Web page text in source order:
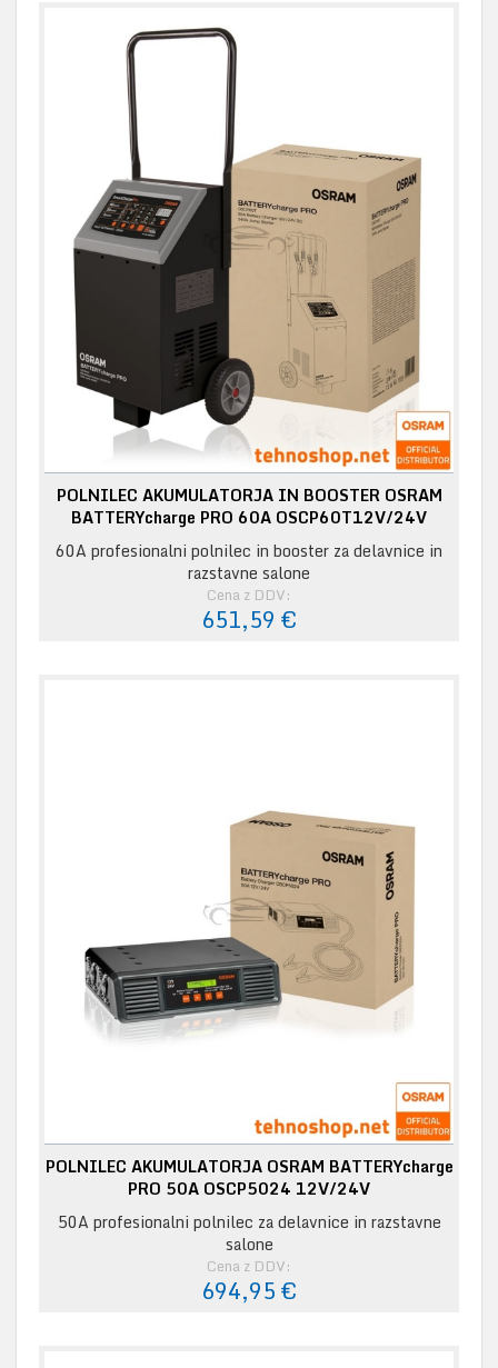
POLNILEC AKUMULATORJA IN BOOSTER OSRAM
BATTERYcharge PRO 60A OSCP60T12V/24V
60A profesionalni polnilec in booster za delavnice in
razstavne salone
Cena z DDV:
651,59 €
POLNILEC AKUMULATORJA OSRAM BATTERYcharge
PRO 50A OSCP5024 12V/24V
50A profesionalni polnilec za delavnice in razstavne
salone
Cena z DDV:
694,95 €